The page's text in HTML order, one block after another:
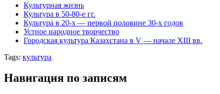
Культурная жизнь
Культура в 50-80-е гг.
Культура в 20-х — первой половине 30-х годов
Устное народное творчество
Городская культура Казахстана в V — начале XIII вв.
Tags: культура
Навигация по записям